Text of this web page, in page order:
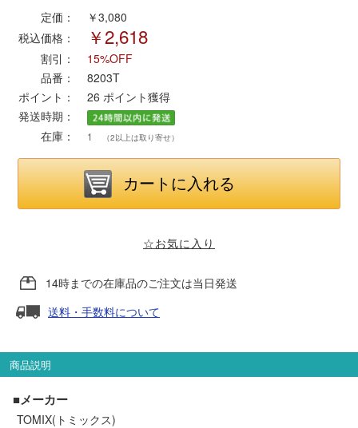
タカラトミー（プラレール）
ポポンデッタ
MODEMO(モデモ)
トラムウェイ
TTC
セール商品
定価：
￥3,080
税込価格：
￥2,618
割引：
15%OFF
品番：
8203T
ポイント：
26 ポイント獲得
発送時期：
在庫：
1 （2以上は取り寄せ）
☆お気に入り
14時までの在庫品のご注文は当日発送
送料・手数料について
商品説明
■メーカー
TOMIX(トミックス)